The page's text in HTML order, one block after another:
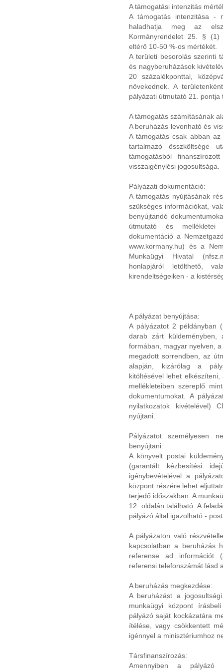
A támogatási intenzitás
A támogatás intenzitása -
haladhatja meg az
Kormányrendelet 25. § (1)
eltérő 10-50 %-os mértékét.
A területi besorolás szerinti
és nagyberuházások
20 százalékponttal,
növekednek. A
pályázati útmutató 21. pontja
A támogatás számításának
A beruházás levonható és
A támogatás csak abban
tartalmazó összköltsége
támogatásból
visszaigénylési jogosultsága.
Pályázati dokumentáció:
A támogatás nyújtásának
szükséges információkat,
benyújtandó
útmutató és mellékletei
dokumentáció a
www.kormany.hu) és a
Munkaügyi Hivatal
honlapjáról letölthető,
kirendeltségeiken - a
A pályázat benyújtása:
A pályázatot 2 példányban
darab zárt küldeményben,
formában, magyar nyelven,
megadott sorrendben, az
alapján, kizárólag a
kitöltésével lehet
mellékleteiben szereplő
dokumentumokat. A
nyilatkozatok kivételével)
nyújtani.
Pályázatot személyesen
benyújtani:
A könyvelt postai
(garantált kézbesítési
igénybevételével a
központ részére lehet
terjedő időszakban. A
12. oldalán található. A
pályázó által igazolható -
A pályázaton való
kapcsolatban a beruházás
referense ad információt
referensi telefonszámát lásd
A beruházás megkezdése:
A beruházást a
munkaügyi központ
pályázó saját kockázatára
ítélése, vagy csökkentett
igénnyel a minisztériumhoz
Társfinanszírozás:
Amennyiben a pályázó